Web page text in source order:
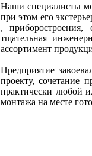
Наши специалисты
при этом его
, приборостроения,
тщательная
ассортимент
Предприятие
проекту, сочетание
практически любой
монтажа на месте